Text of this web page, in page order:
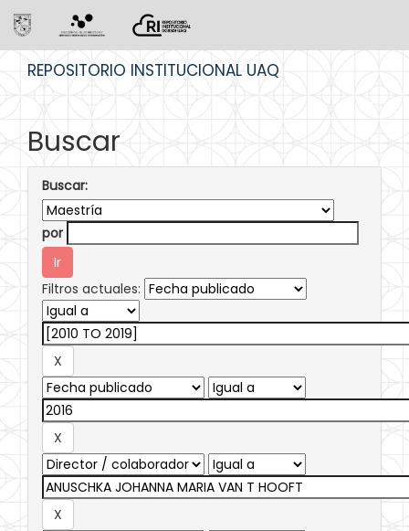
REPOSITORIO INSTITUCIONAL UAQ
Buscar
Buscar:
por
Filtros actuales: